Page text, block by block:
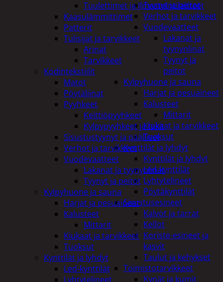
Tyynyt ja peitot
Verhot ja tarvikkeet
Vuodevaatteet
Lakanat ja
tyynynlinat
Tyynyt ja
peitot
Kylpyhuone ja sauna
Harjat ja pesuaineet
Kalusteet
Mittarit
Kiukaat ja tarvikkeet
Tuoksut
Kynttilät ja lyhdyt
Kynttilät ja lyhdyt
Led-kynttilät
Lyhtytelineet
Pöytäkynttilät
Sisustusesineet
Kalvot ja tarrat
Kellot
Koriste-esineet ja
kasvit
Taulut ja kehykset
Toimistotarvikkeet
Kynät ja kumit
Tuulettimet ja Ilmastointilaitteet
Kaasulämmittimet
Patterit
Tulisijat ja tarvikkeet
Arinat
Tarvikkeet
Kodintekstiilit
Matot
Pöytäliinat
Pyyhkeet
Keittiöpyyhkeet
Kylpypyyhkeet ja takit
Sisustustyynyt ja päälliset
Verhot ja tarvikkeet
Vuodevaatteet
Lakanat ja tyynynlinat
Tyynyt ja peitot
Kylpyhuone ja sauna
Harjat ja pesuaineet
Kalusteet
Mittarit
Kiukaat ja tarvikkeet
Tuoksut
Kynttilät ja lyhdyt
Led-kynttilät
Lyhtytelineet